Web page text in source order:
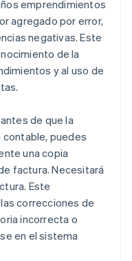
emprendimientos
agregado por error,
negativas. Este
de la
y al uso de
de que la
puedes
una copia
factura. Necesitará
Este
correcciones de
incorrecta o
en el sistema